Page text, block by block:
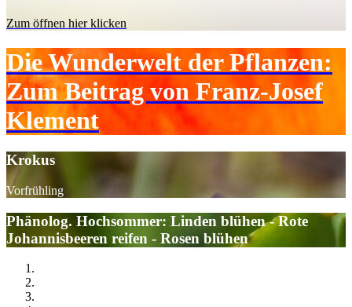
Zum öffnen hier klicken
Die Wunderwelt der Pflanzen:
Zum Beitrag von Franz-Josef
Klement
Krokus
Vorfrühling
Phänolog. Hochsommer: Linden blühen - Rote
Johannisbeeren reifen - Rosen blühen